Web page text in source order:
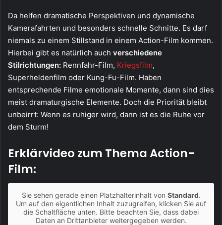
Da helfen dramatische Perspektiven und dynamische
Kamerafahrten und besonders schnelle Schnitte. Es darf
niemals zu einem Stillstand in einem Action-Film kommen.
Hierbei gibt es natürlich auch verschiedene
Stilrichtungen: Rennfahr-Film, Kriegsfilm,
Superheldenfilm oder Kung-Fu-Film. Haben
entsprechende Filme emotionale Momente, dann sind dies
meist dramaturgische Elemente. Doch die Priorität bleibt
unbeirrt: Wenn es ruhiger wird, dann ist es die Ruhe vor
dem Sturm!
Erklärvideo zum Thema Action-
Film:
Sie sehen gerade einen Platzhalterinhalt von Standard.
Um auf den eigentlichen Inhalt zuzugreifen, klicken Sie auf
die Schaltfläche unten. Bitte beachten Sie, dass dabei
Daten an Drittanbieter weitergegeben werden.